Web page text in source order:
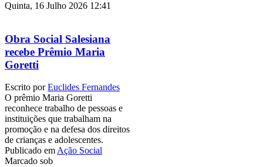
Quinta, 16 Julho 2026 12:41
Obra Social Salesiana
recebe Prêmio Maria
Goretti
Escrito porEuclides Fernandes
O prêmio Maria Goretti
reconhece trabalho de pessoas e
instituições que trabalham na
promoção e na defesa dos direitos
de crianças e adolescentes.
Publicado emAção Social
Marcado sob